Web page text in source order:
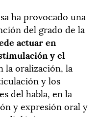
ha provocado una
del grado de la
actuar en
y el
la oralización, la
y los
del habla, en la
y expresión oral y